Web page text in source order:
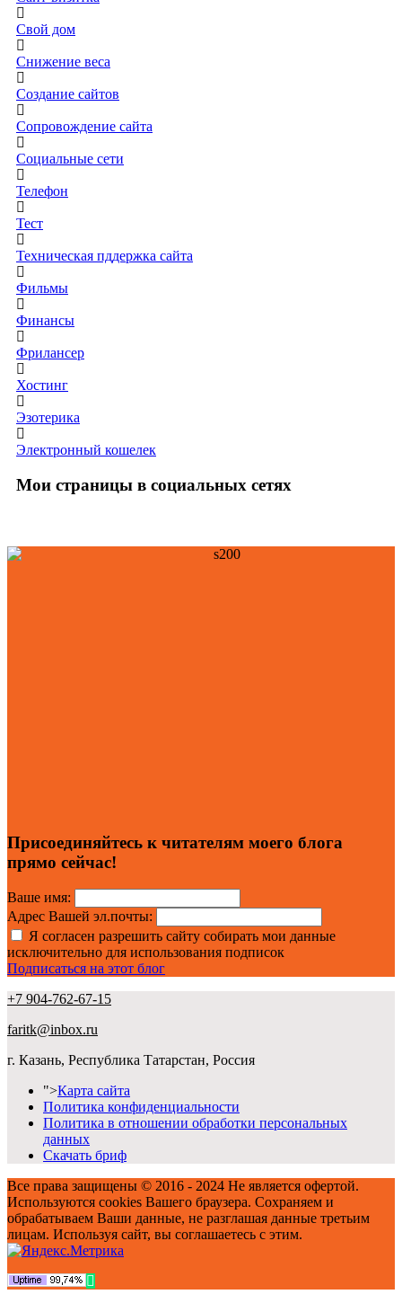
Свой дом
Снижение веса
Создание сайтов
Сопровождение сайта
Социальные сети
Телефон
Тест
Техническая пддержка сайта
Фильмы
Финансы
Фрилансер
Хостинг
Эзотерика
Электронный кошелек
Мои страницы в социальных сетях
Присоединяйтесь к читателям моего блога
прямо сейчас!
Ваше имя:
Адрес Вашей эл.почты:
Я согласен разрешить сайту собирать мои данные
исключительно для использования подписок
Подписаться на этот блог
+7 904-762-67-15
faritk@inbox.ru
г. Казань, Республика Татарстан, Россия
">Карта сайта
Политика конфиденциальности
Политика в отношении обработки персональных
данных
Скачать бриф
Все права защищены © 2016 - 2024 Не является офертой.
Используются cookies Вашего браузера. Сохраняем и
обрабатываем Ваши данные, не разглашая данные третьим
лицам. Используя сайт, вы соглашаетесь с этим.